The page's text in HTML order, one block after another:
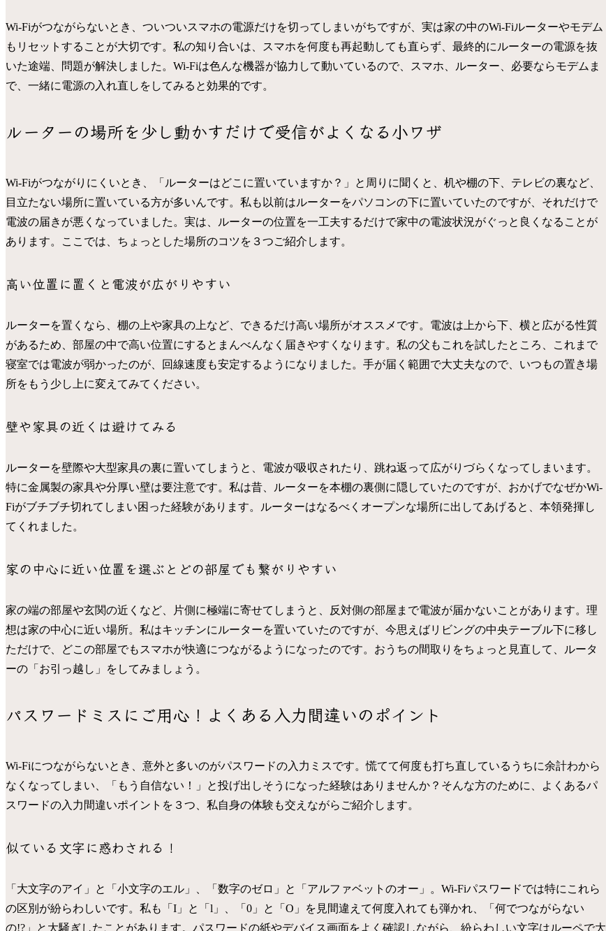
Wi-Fiがつながらないとき、ついついスマホの電源だけを切ってしまいがちですが、実は家の中のWi-Fiルーターやモデム
もリセットすることが大切です。私の知り合いは、スマホを何度も再起動しても直らず、最終的にルーターの電源を抜
いた途端、問題が解決しました。Wi-Fiは色んな機器が協力して動いているので、スマホ、ルーター、必要ならモデムま
で、一緒に電源の入れ直しをしてみると効果的です。
ルーターの場所を少し動かすだけで受信がよくなる小ワザ
Wi-Fiがつながりにくいとき、「ルーターはどこに置いていますか？」と周りに聞くと、机や棚の下、テレビの裏など、
目立たない場所に置いている方が多いんです。私も以前はルーターをパソコンの下に置いていたのですが、それだけで
電波の届きが悪くなっていました。実は、ルーターの位置を一工夫するだけで家中の電波状況がぐっと良くなることが
あります。ここでは、ちょっとした場所のコツを３つご紹介します。
高い位置に置くと電波が広がりやすい
ルーターを置くなら、棚の上や家具の上など、できるだけ高い場所がオススメです。電波は上から下、横と広がる性質
があるため、部屋の中で高い位置にするとまんべんなく届きやすくなります。私の父もこれを試したところ、これまで
寝室では電波が弱かったのが、回線速度も安定するようになりました。手が届く範囲で大丈夫なので、いつもの置き場
所をもう少し上に変えてみてください。
壁や家具の近くは避けてみる
ルーターを壁際や大型家具の裏に置いてしまうと、電波が吸収されたり、跳ね返って広がりづらくなってしまいます。
特に金属製の家具や分厚い壁は要注意です。私は昔、ルーターを本棚の裏側に隠していたのですが、おかげでなぜかWi-
Fiがブチブチ切れてしまい困った経験があります。ルーターはなるべくオープンな場所に出してあげると、本領発揮し
てくれました。
家の中心に近い位置を選ぶとどの部屋でも繋がりやすい
家の端の部屋や玄関の近くなど、片側に極端に寄せてしまうと、反対側の部屋まで電波が届かないことがあります。理
想は家の中心に近い場所。私はキッチンにルーターを置いていたのですが、今思えばリビングの中央テーブル下に移し
ただけで、どこの部屋でもスマホが快適につながるようになったのです。おうちの間取りをちょっと見直して、ルータ
ーの「お引っ越し」をしてみましょう。
パスワードミスにご用心！よくある入力間違いのポイント
Wi-Fiにつながらないとき、意外と多いのがパスワードの入力ミスです。慌てて何度も打ち直しているうちに余計わから
なくなってしまい、「もう自信ない！」と投げ出しそうになった経験はありませんか？そんな方のために、よくあるパ
スワードの入力間違いポイントを３つ、私自身の体験も交えながらご紹介します。
似ている文字に惑わされる！
「大文字のアイ」と「小文字のエル」、「数字のゼロ」と「アルファベットのオー」。Wi-Fiパスワードでは特にこれら
の区別が紛らわしいです。私も「I」と「l」、「0」と「O」を見間違えて何度入れても弾かれ、「何でつながらない
の!?」と大騒ぎしたことがあります。パスワードの紙やデバイス画面をよく確認しながら、紛らわしい文字はルーペで大